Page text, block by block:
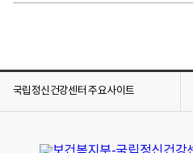
국립정신건강센터 주요사이트